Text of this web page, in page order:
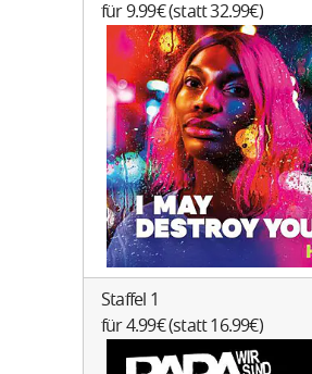
für 9.99€ (statt 32.99€)
Staffel 1
für 4.99€ (statt 16.99€)